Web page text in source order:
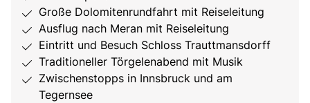
Große Dolomitenrundfahrt mit Reiseleitung
Ausflug nach Meran mit Reiseleitung
Eintritt und Besuch Schloss Trauttmansdorff
Traditioneller Törgelenabend mit Musik
Zwischenstopps in Innsbruck und am
Tegernsee